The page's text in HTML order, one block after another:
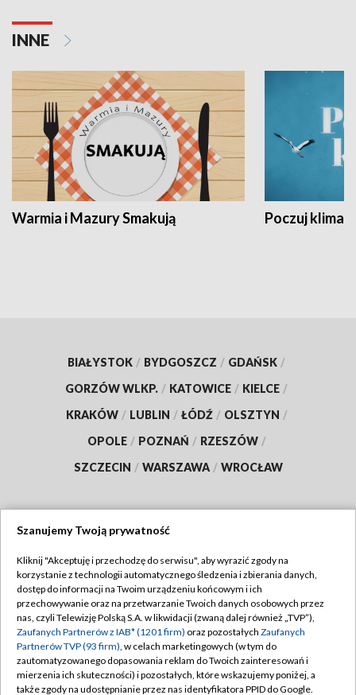
INNE
Warmia i Mazury Smakują Poczuj klimat
BIAŁYSTOK / BYDGOSZCZ / GDAŃSK /
GORZÓW WLKP. / KATOWICE / KIELCE /
KRAKÓW / LUBLIN / ŁÓDŹ / OLSZTYN /
OPOLE / POZNAŃ / RZESZÓW /
SZCZECIN / WARSZAWA / WROCŁAW
TVP
Abonament TVP
Emisja w TVP
Centrum informacji TVP
Naziemna Telewizja Cyfrowa
Regulamin TVP
Polityka prywatności
Moje zgody
Pomoc
Szanujemy Twoją prywatność
Kliknij "Akceptuję i przechodzę do serwisu", aby wyrazić zgody na
korzystanie z technologii automatycznego śledzenia i zbierania danych,
dostęp do informacji na Twoim urządzeniu końcowym i ich
przechowywanie oraz na przetwarzanie Twoich danych osobowych przez
nas, czyli Telewizję Polską S.A. w likwidacji (zwaną dalej również „TVP”),
Zaufanych Partnerów z IAB* (1201 firm) oraz pozostałych Zaufanych
Partnerów TVP (93 firm), w celach marketingowych (w tym do
zautomatyzowanego dopasowania reklam do Twoich zainteresowań i
mierzenia ich skuteczności) i pozostałych, które wskazujemy poniżej, a
także zgody na udostępnianie przez nas identyfikatora PPID do Google.